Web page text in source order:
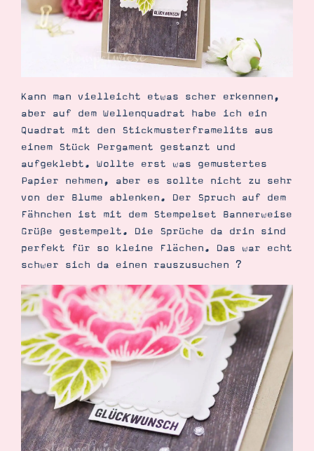
Kann man vielleicht etwas scher erkennen,
aber auf dem Wellenquadrat habe ich ein
Quadrat mit den Stickmusterframelits aus
einem Stück Pergament gestanzt und
aufgeklebt. Wollte erst was gemustertes
Papier nehmen, aber es sollte nicht zu sehr
von der Blume ablenken. Der Spruch auf dem
Fähnchen ist mit dem Stempelset Bannerweise
Grüße gestempelt. Die Sprüche da drin sind
perfekt für so kleine Flächen. Das war echt
schwer sich da einen rauszusuchen ?